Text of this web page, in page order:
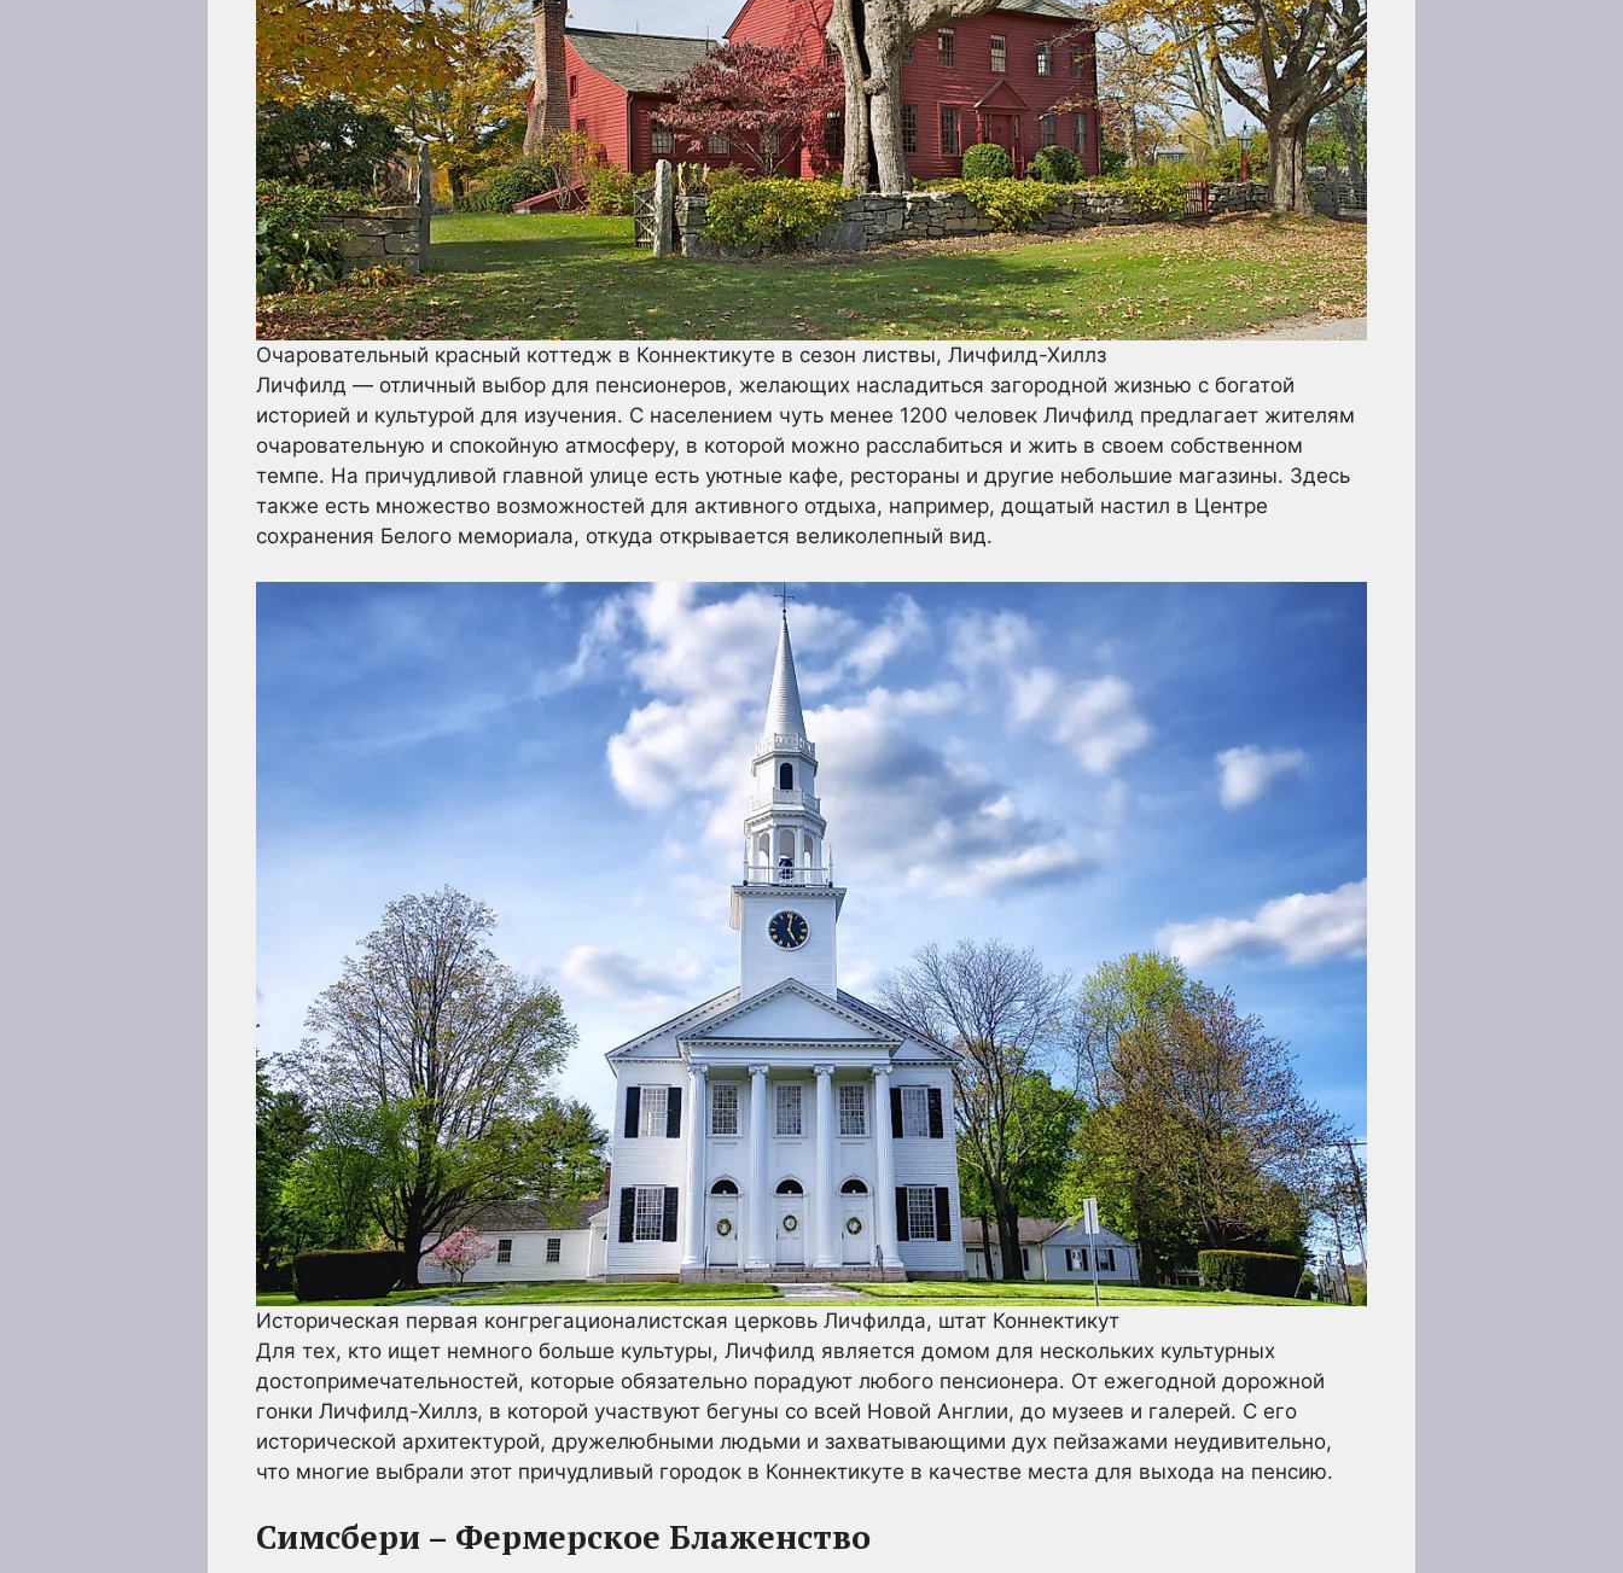
Очаровательный красный коттедж в Коннектикуте в сезон листвы, Личфилд-Хиллз
Личфилд — отличный выбор для пенсионеров, желающих насладиться загородной жизнью с богатой
историей и культурой для изучения. С населением чуть менее 1200 человек Личфилд предлагает жителям
очаровательную и спокойную атмосферу, в которой можно расслабиться и жить в своем собственном
темпе. На причудливой главной улице есть уютные кафе, рестораны и другие небольшие магазины. Здесь
также есть множество возможностей для активного отдыха, например, дощатый настил в Центре
сохранения Белого мемориала, откуда открывается великолепный вид.
Историческая первая конгрегационалистская церковь Личфилда, штат Коннектикут
Для тех, кто ищет немного больше культуры, Личфилд является домом для нескольких культурных
достопримечательностей, которые обязательно порадуют любого пенсионера. От ежегодной дорожной
гонки Личфилд-Хиллз, в которой участвуют бегуны со всей Новой Англии, до музеев и галерей. С его
исторической архитектурой, дружелюбными людьми и захватывающими дух пейзажами неудивительно,
что многие выбрали этот причудливый городок в Коннектикуте в качестве места для выхода на пенсию.
Симсбери – Фермерское Блаженство